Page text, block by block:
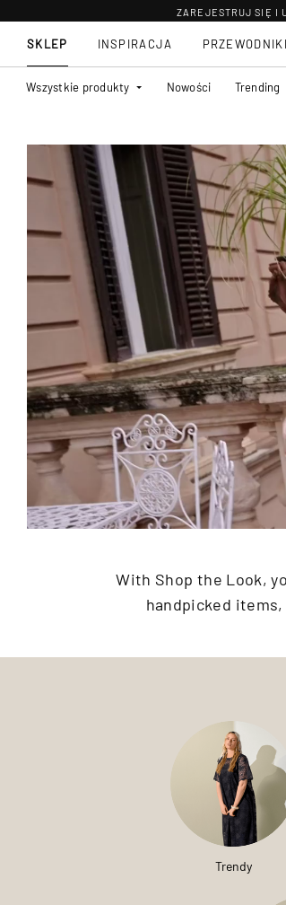
ZAREJESTRUJ SIĘ I
SKLEP
Wszystkie produkty Nowości Trending
INSPIRACJA PRZEWODNIKI
With Shop the Look,
handpicked
Trendy